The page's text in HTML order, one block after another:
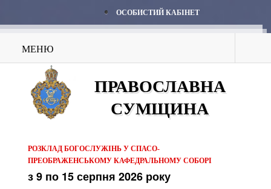
ОСОБИСТИЙ КАБІНЕТ
МЕНЮ
ПРАВОСЛАВНА
СУМЩИНА
РОЗКЛАД БОГОСЛУЖІНЬ У СПАСО-
ПРЕОБРАЖЕНСЬКОМУ КАФЕДРАЛЬНОМУ СОБОРІ
з 9 по 15 серпня 2026 року